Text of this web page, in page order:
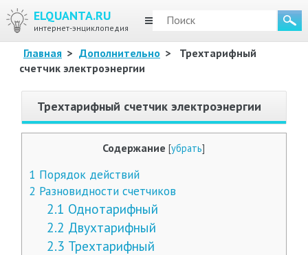
ELQUANTA.RU
интернет-энциклопедия
МЕНЮ
Главная > Дополнительно >
Трехтарифный
счетчик электроэнергии
Трехтарифный счетчик электроэнергии
Содержание [убрать]
1 Порядок действий
2 Разновидности счетчиков
2.1 Однотарифный
2.2 Двухтарифный
2.3 Трехтарифный